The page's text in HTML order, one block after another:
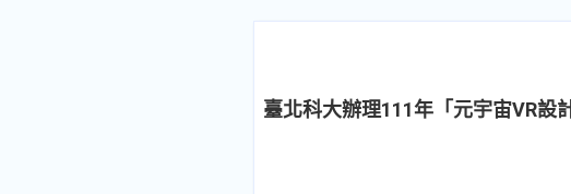
臺北科大辦理111年「元宇宙VR設